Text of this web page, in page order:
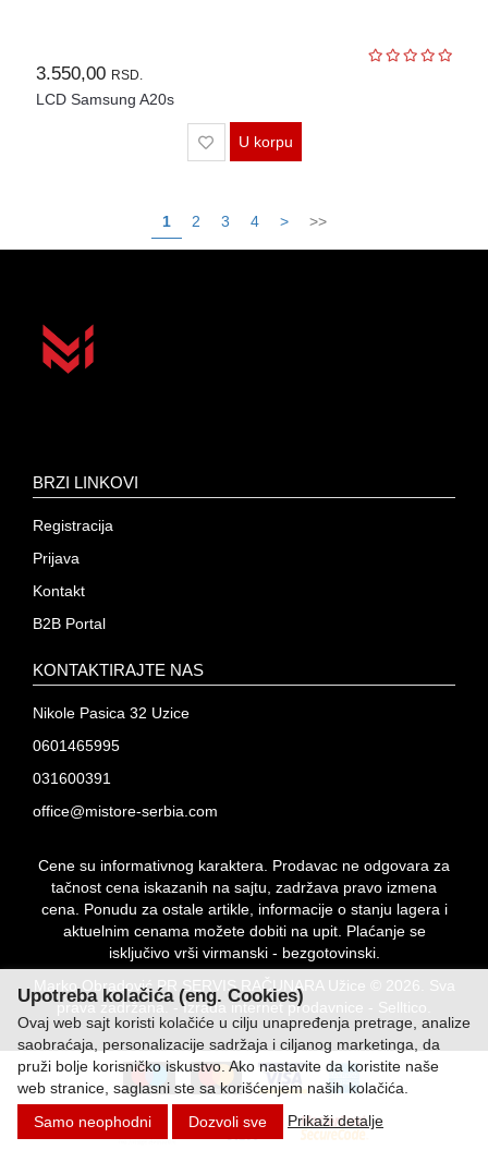
3.550,00 RSD.
LCD Samsung A20s
U korpu
1 2 3 4 > >>
BRZI LINKOVI
Registracija
Prijava
Kontakt
B2B Portal
KONTAKTIRAJTE NAS
Nikole Pasica 32 Uzice
0601465995
031600391
office@mistore-serbia.com
Cene su informativnog karaktera. Prodavac ne odgovara za
tačnost cena iskazanih na sajtu, zadržava pravo izmena
cena. Ponudu za ostale artikle, informacije o stanju lagera i
aktuelnim cenama možete dobiti na upit. Plaćanje se
isključivo vrši virmanski - bezgotovinski.
Marko Obradović PR SERVIS RAČUNARA Užice © 2026. Sva
prava zadržana. -Izrada internet prodavnice - Selltico.
Upotreba kolačića (eng. Cookies)
Ovaj web sajt koristi kolačiće u cilju unapređenja pretrage, analize
saobraćaja, personalizacije sadržaja i ciljanog marketinga, da
pruži bolje korisničko iskustvo. Ako nastavite da koristite naše
web stranice, saglasni ste sa korišćenjem naših kolačića.
Samo neophodni
Dozvoli sve Prikaži detalje